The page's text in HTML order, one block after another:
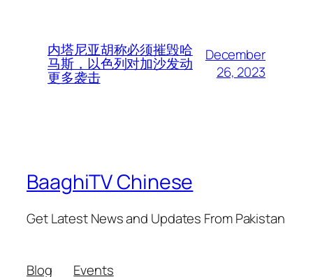
内塔尼亚胡称必须摧毁哈
马斯，以色列对加沙发动
更多袭击
December
26, 2023
BaaghiTV Chinese
Get Latest News and Updates From Pakistan
Blog Events